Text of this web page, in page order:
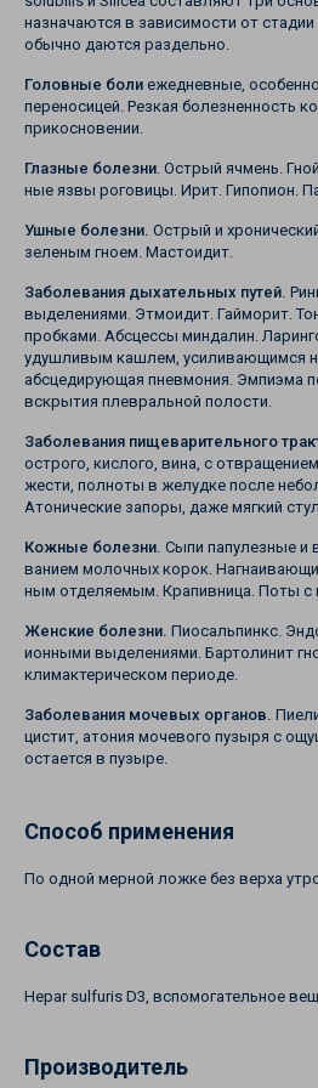
на­значаются в зависимости от
обычно даются раздельно.
Головные боли ежедневные,
переносицей. Резкая болезненность
прикоснове­нии.
Глазные болезни. Острый ячмень.
ные язвы роговицы. Ирит. Гипопион.
Ушные болезни. Острый и
зеленым гноем. Мастоидит.
Заболевания дыхательных путей.
выделениями. Этмоидит. Гайморит.
пробками. Абсцессы миндалин.
удушливым кашлем, усилива­ющимся
абсцедирующая пневмония. Эмпиэма
вскрытия плевральной полости.
Заболевания пищеварительного
острого, кислого, вина, с
жести, полноты в желудке после
Атони­ческие запоры, даже мягкий
Кожные болезни. Сыпи папулезные и
ванием молочных корок.
ным отделяемым. Крапивница. Поты с
Женские болезни. Пиосальпинкс.
ионными выделениями. Бартолинит
кли­мактерическом периоде.
Заболевания мочевых органов.
цистит, атония мочевого пузыря с
остается в пузыре.
Способ применения
По одной мерной ложке без верха
Состав
Hepar sulfuris D3, вспомогательное
Производитель